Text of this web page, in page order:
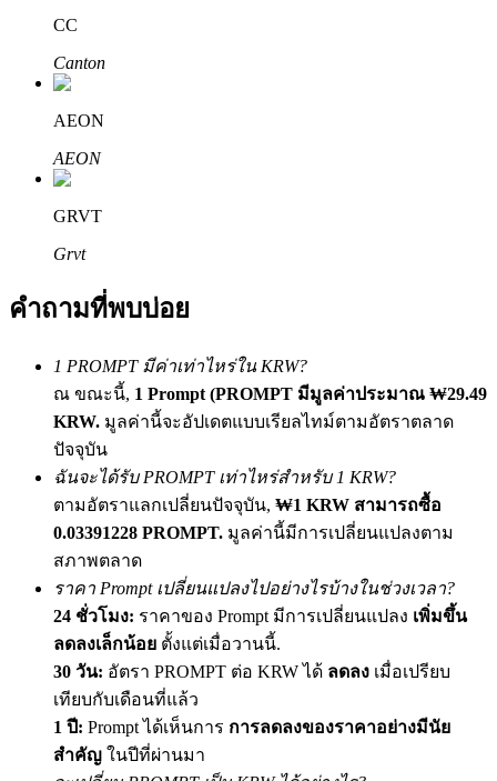
มากถึง 65% คอมมิชชั่น!
การแนะนำ
เชิญเพื่อนเพื่อรับรางวัลเงินสด
BTC Welcome Rewards
Deposit & Trade BTC to Share 25000 USDT prize pool!
Deposit CASHCAT & Win
CC
Canton
AEON
AEON
GRVT
Grvt
คำถามที่พบบ่อย
1 PROMPT มีค่าเท่าไหร่ใน KRW?
ณ ขณะนี้, 1 Prompt (PROMPT มีมูลค่าประมาณ ₩29.49
KRW. มูลค่านี้จะอัปเดตแบบเรียลไทม์ตามอัตราตลาด
ปัจจุบัน
ฉันจะได้รับ PROMPT เท่าไหร่สำหรับ 1 KRW?
ตามอัตราแลกเปลี่ยนปัจจุบัน, ₩1 KRW สามารถซื้อ
0.03391228 PROMPT. มูลค่านี้มีการเปลี่ยนแปลงตาม
สภาพตลาด
ราคา Prompt เปลี่ยนแปลงไปอย่างไรบ้างในช่วงเวลา?
24 ชั่วโมง: ราคาของ Prompt มีการเปลี่ยนแปลง เพิ่มขึ้น
ลดลงเล็กน้อย ตั้งแต่เมื่อวานนี้.
30 วัน: อัตรา PROMPT ต่อ KRW ได้ ลดลง เมื่อเปรียบ
เทียบกับเดือนที่แล้ว
1 ปี: Prompt ได้เห็นการ การลดลงของราคาอย่างมีนัย
สำคัญ ในปีที่ผ่านมา